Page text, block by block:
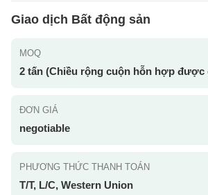
Giao dịch Bất động sản
MOQ
2 tấn (Chiều rộng cuộn hỗn hợp được
ĐƠN GIÁ
negotiable
PHƯƠNG THỨC THANH TOÁN
T/T, L/C, Western Union